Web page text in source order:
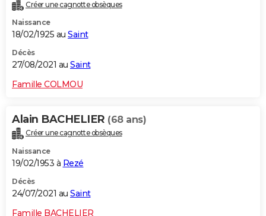
Créer une cagnotte obsèques
Naissance
18/02/1925 au Saint
Décès
27/08/2021 au Saint
Famille COLMOU
Alain BACHELIER (68 ans)
Créer une cagnotte obsèques
Naissance
19/02/1953 à Rezé
Décès
24/07/2021 au Saint
Famille BACHELIER